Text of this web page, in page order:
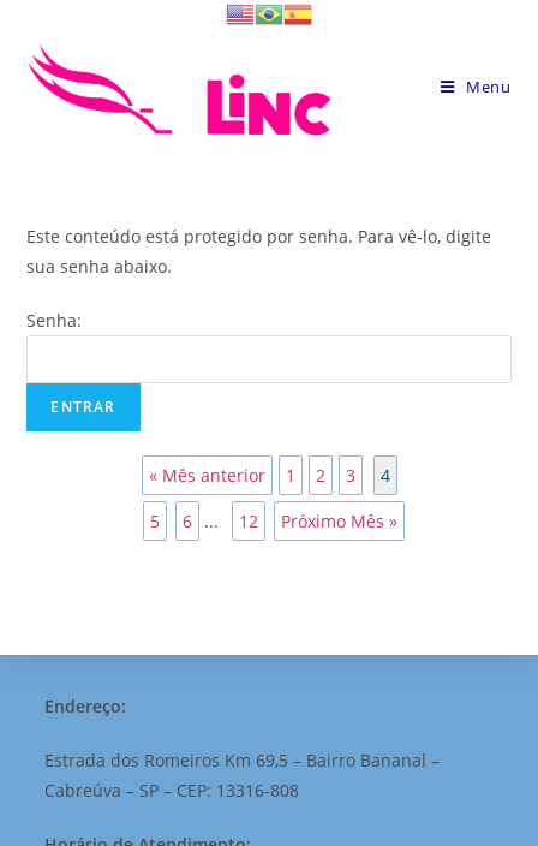
content
Menu
Este conteúdo está protegido por senha. Para vê-lo, digite
sua senha abaixo.
Senha:
« Mês anterior 1 2 3
4
5
6 ... 12 Próximo Mês »
Endereço:
Estrada dos Romeiros Km 69,5 – Bairro Bananal –
Cabreúva – SP – CEP: 13316-808